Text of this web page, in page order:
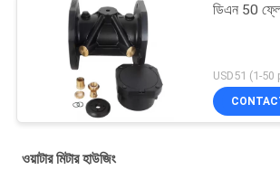
ডিএন 50 ফ্লো
ওয়াটার মিটার হাউজিং